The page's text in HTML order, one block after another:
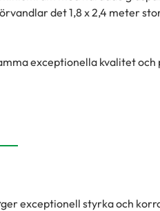
det 1,8 x 2,4 meter
exceptionella kvalitet och
ger exceptionell styrka och